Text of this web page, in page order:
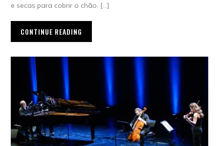
e secas para cobrir o chão. […]
CONTINUE READING